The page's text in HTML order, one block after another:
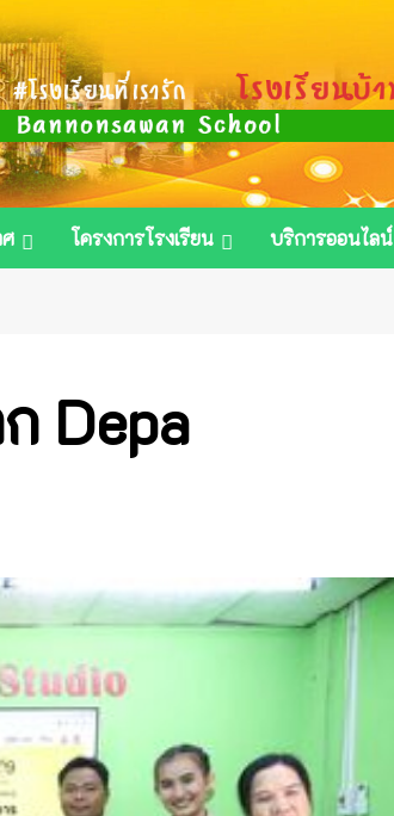
โครงการโรงเรียน บริการออนไลน์
Depa